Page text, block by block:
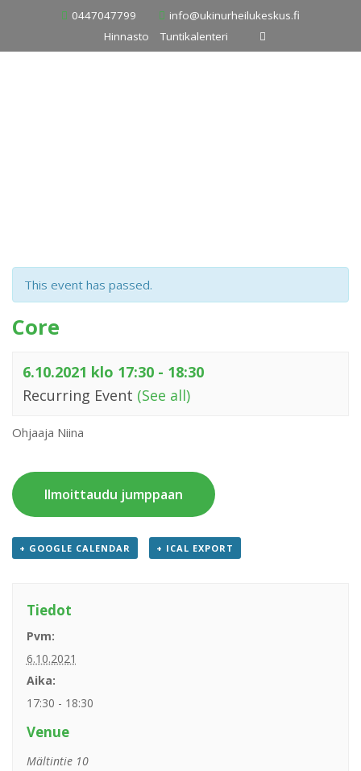
content
0447047799
info@ukinurheilukeskus.fi
Hinnasto
Tuntikalenteri
This event has passed.
Core
6.10.2021 klo 17:30 - 18:30
Recurring Event (See all)
Ohjaaja Niina
Ilmoittaudu jumppaan
+ GOOGLE CALENDAR + ICAL EXPORT
Tiedot
Pvm:
6.10.2021
Aika:
17:30 - 18:30
Venue
Mältintie 10